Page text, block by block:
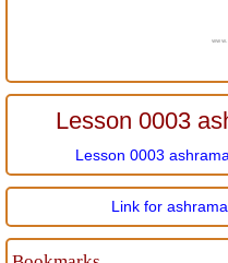
Lesson 0003
Lesson 0003
Link for